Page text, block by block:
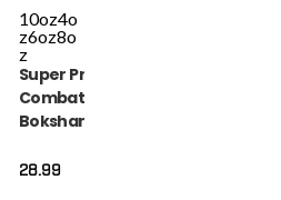
10oz4o
z6oz8o
z
Super Pro
Combat Gear
Bokshandschoen
28.99